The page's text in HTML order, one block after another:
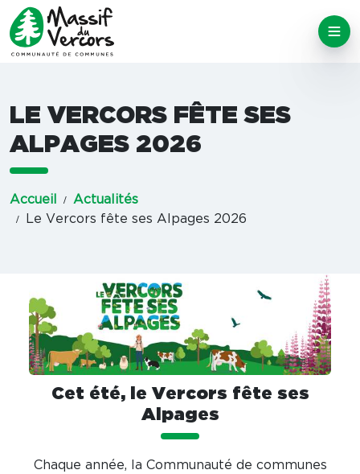
LE VERCORS FÊTE SES
ALPAGES 2026
Accueil
Actualités
Le Vercors fête ses Alpages 2026
Cet été, le Vercors fête ses
Alpages
Chaque année, la Communauté de communes